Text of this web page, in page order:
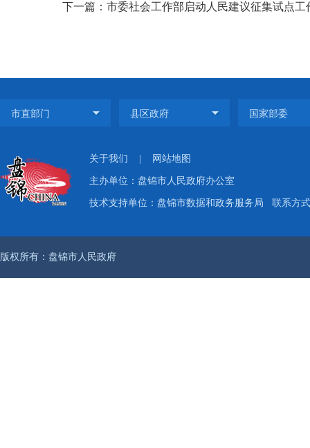
下一篇：市委社会工作部启动人民建议征集试点工
关于我们 网站地图
主办单位：盘锦市人民政府办公室
技术支持单位：盘锦市数据和政务服务局 联系方
版权所有：盘锦市人民政府